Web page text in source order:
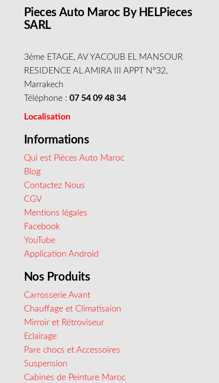
Pieces Auto Maroc By HELPieces
SARL
3éme ETAGE, AV YACOUB EL MANSOUR
RESIDENCE AL AMIRA III APPT N°32,
Marrakech
Téléphone : 07 54 09 48 34
Localisation
Informations
Qui est Pièces Auto Maroc
Blog
Contactez Nous
CGV
Mentions légales
Facebook
YouTube
Application Android
Nos Produits
Carrosserie Avant
Chauffage et Climatisaion
Mirroir et Rétroviseur
Eclairage
Pare chocs et Accessoires
Suspension
Cabines de Peinture Maroc